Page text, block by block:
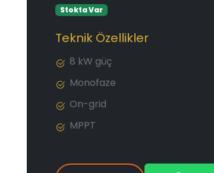
Stokta Var
Teknik Özellikler
8 kW güç
Monofaze
On-grid
MPPT